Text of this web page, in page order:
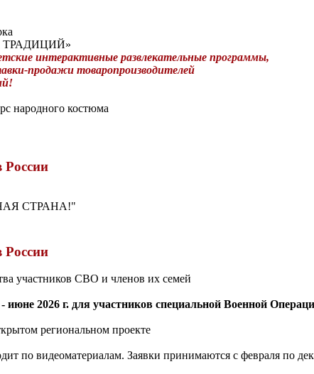
интерактивные развлекательные программы,
продажи товаропроизводителей
народного костюма
России
СТРАНА!"
России
участников СВО и членов их семей
июне 2026 г. для участников специальной Военной
региональном проекте
по видеоматериалам. Заявки принимаются с февраля по